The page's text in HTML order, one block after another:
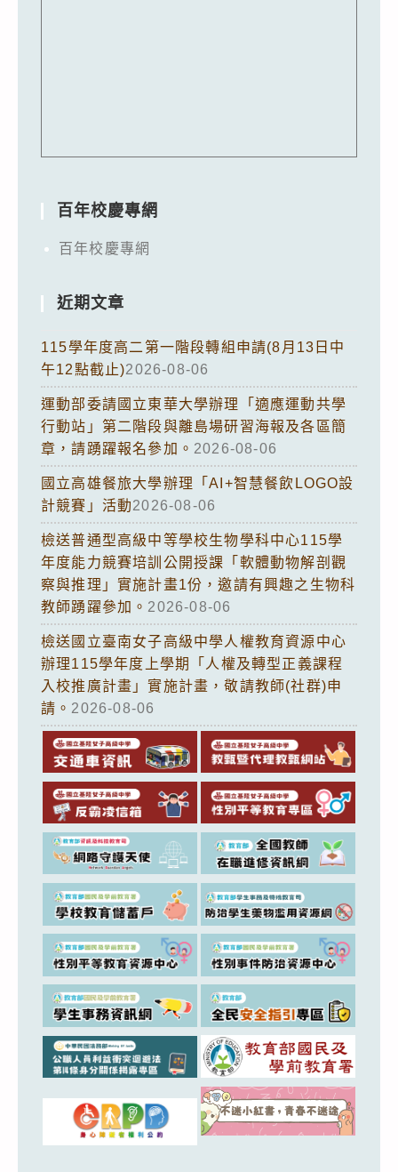
百年校慶專網
百年校慶專網
近期文章
115學年度高二第一階段轉組申請(8月13日中
午12點截止)2026-08-06
運動部委請國立東華大學辦理「適應運動共學
行動站」第二階段與離島場研習海報及各區簡
章，請踴躍報名參加。 2026-08-06
國立高雄餐旅大學辦理「AI+智慧餐飲LOGO設
計競賽」活動2026-08-06
檢送普通型高級中等學校生物學科中心115學
年度能力競賽培訓公開授課「軟體動物解剖觀
察與推理」實施計畫1份，邀請有興趣之生物科
教師踴躍參加。 2026-08-06
檢送國立臺南女子高級中學人權教育資源中心
辦理115學年度上學期「人權及轉型正義課程
入校推廣計畫」實施計畫，敬請教師(社群)申
請。 2026-08-06